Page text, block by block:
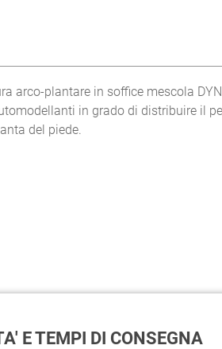
arco-plantare in soffice mescola
in grado di distribuire il
del piede.
E TEMPI DI CONSEGNA